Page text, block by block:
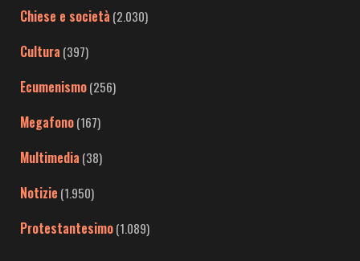
Chiese e società (2.030)
Cultura (397)
Ecumenismo(256)
Megafono(167)
Multimedia (38)
Notizie (1.950)
Protestantesimo(1.089)